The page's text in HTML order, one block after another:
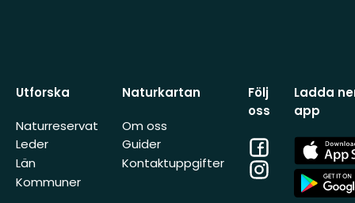
Utforska
Naturreservat
Leder
Län
Kommuner
Naturkartan
Om oss
Guider
Kontaktuppgifter
Följ
oss
Facebook
Instagram
Ladda
app
App
Store
App
Store